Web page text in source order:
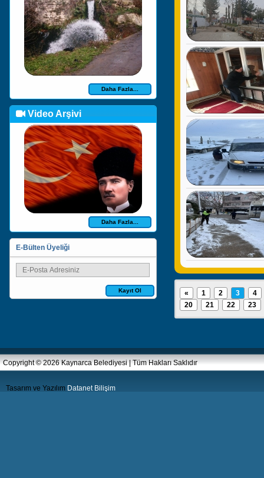
Daha Fazla...
Video Arşivi
Daha Fazla...
E-Bülten Üyeliği
Kayıt Ol « 1 2 3
4
20
21 22 23
Copyright © 2026 Kaynarca Belediyesi | Tüm Hakları Saklıdır
Tasarım ve Yazılım Datanet Bilişim